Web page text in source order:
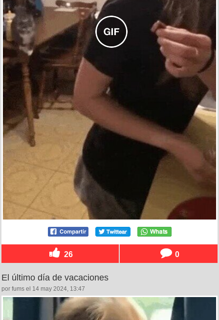
26 0
El último día de vacaciones
por fums el 14 may 2024, 13:47